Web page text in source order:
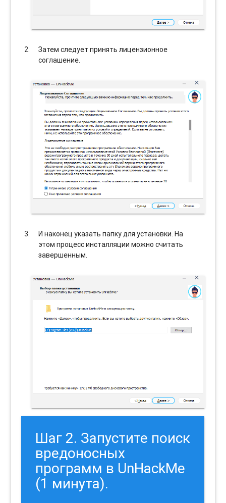
Затем следует принять лицензионное
соглашение.
И наконец указать папку для установки. На
этом процесс инсталляции можно считать
завершенным.
Шаг 2. Запустите поиск
вредоносных
программ в UnHackMe
(1 минута).